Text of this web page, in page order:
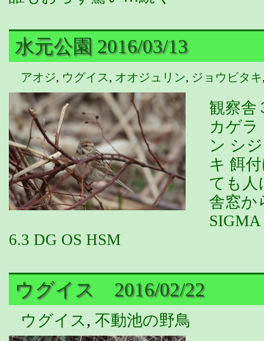
水元公園 2016/03/13
アオジ, ウグイス, オオジュリン, ジョウビタキ
観察舎
カゲラ
ン シ
キ 餌
ても人
舎窓か
SIGMA
6.3 DG OS HSM
ウグイス 2016/02/22
ウグイス , 不動池の野鳥